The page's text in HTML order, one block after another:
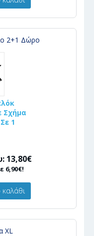
2+1 Δώρο
Σχήμα
1
13,80€
6,90€!
XL